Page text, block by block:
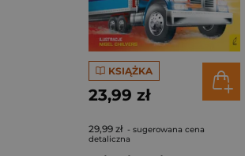
KSIĄŻKA
23,99 zł
29,99 zł - sugerowana cena
detaliczna